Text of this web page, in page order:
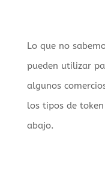
Lo que no
pueden utilizar
algunos
los tipos de
abajo.